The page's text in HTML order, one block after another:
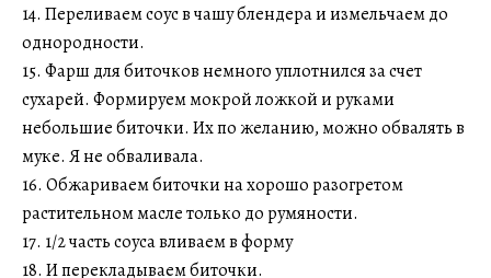
14. Переливаем соус в чашу блендера и измельчаем до
однородности.
15. Фарш для биточков немного уплотнился за счет
сухарей. Формируем мокрой ложкой и руками
небольшие биточки. Их по желанию, можно обвалять в
муке. Я не обваливала.
16. Обжариваем биточки на хорошо разогретом
растительном масле только до румяности.
17. 1/2 часть соуса вливаем в форму
18. И перекладываем биточки.